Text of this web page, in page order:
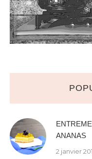
ANANAS
2 janvier